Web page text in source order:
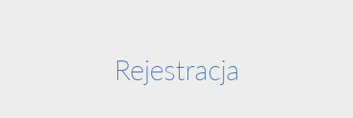
Rejestracja